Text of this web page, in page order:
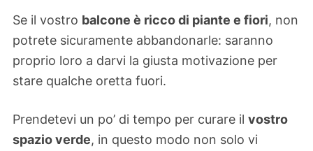
Se il vostro balcone è ricco di piante e fiori, non
potrete sicuramente abbandonarle: saranno
proprio loro a darvi la giusta motivazione per
stare qualche oretta fuori.
Prendetevi un po’ di tempo per curare il vostro
spazio verde, in questo modo non solo vi